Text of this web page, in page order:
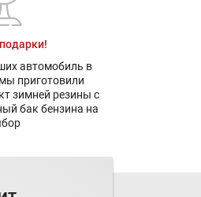
автомобиль в
приготовили
зимней резины с
бак бензина на